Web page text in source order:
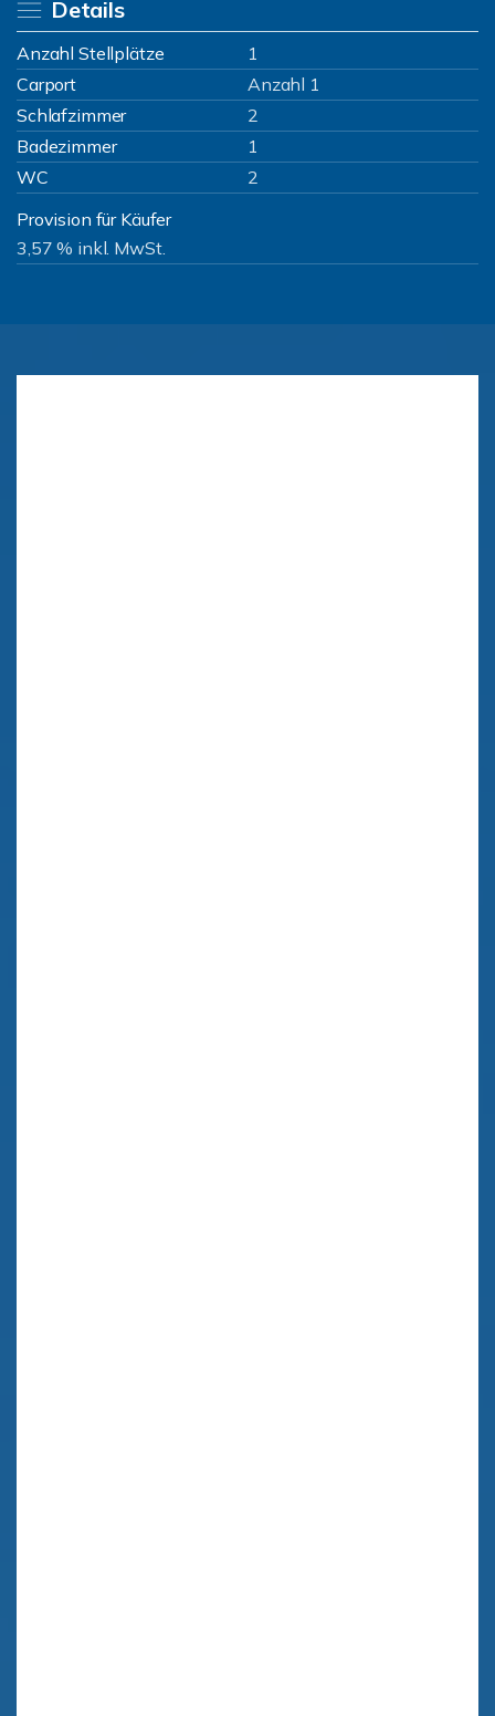
Details
Anzahl Stellplätze
1
Carport
Anzahl 1
Schlafzimmer
2
Badezimmer
1
WC
2
Provision für Käufer
3,57 % inkl. MwSt.